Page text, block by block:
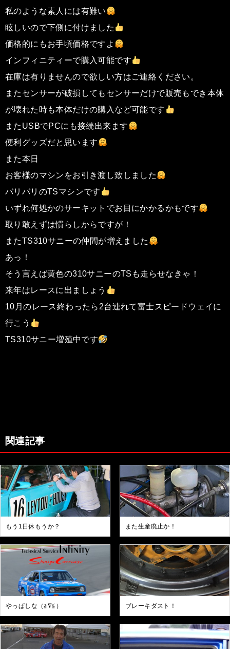
私のような素人には有難い
眩しいので下側に付けました
価格的にもお手頃価格ですよ
インフィニティーで購入可能です
在庫は有りませんので欲しい方はご連絡ください。
またセンサーが破損してもセンサーだけで販売もでき本体
が壊れた時も本体だけの購入など可能です
またUSBでPCにも接続出来ます
便利グッズだと思います
また本日
お客様のマシンをお引き渡し致しました
バリバリのTSマシンです
いずれ何処かのサーキットでお目にかかるかもです
取り敢えずは慣らしからですが！
またTS310サニーの仲間が増えました
あっ！
そう言えば黄色の310サニーのTSも走らせなきゃ！
来年はレースに出ましょう
10月のレース終わったら2台連れて富士スピードウェイに
行こう
TS310サニー増殖中です
関連記事
もう1日休もうか？ また生産廃止か！
やっぱしな（≧∇≦） ブレーキダスト！